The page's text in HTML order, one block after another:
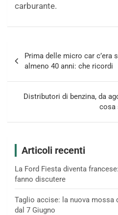
carburante.
articoli
Prima delle micro car c’era
almeno 40 anni: che ricordi
Distributori di benzina, da
cosa
Articoli recenti
La Ford Fiesta diventa
fanno discutere
Taglio accise: la nuova mossa
dal 7 Giugno